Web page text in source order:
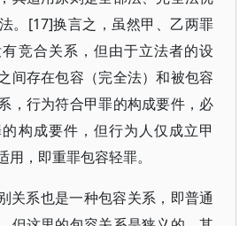
。[17]换言之，虽然甲、乙两罪
竞合关系，但由于立法者的设
间存在包容（完全法）和被包容
，行为符合甲罪的构成要件，必
构成要件，但行为人仅成立甲
，即重罪包容轻罪。
关系也是一种包容关系，即普通